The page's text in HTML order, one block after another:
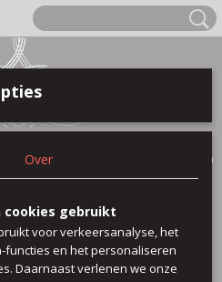
(0)
>Flenk
Over
cookies gebruikt
voor verkeersanalyse, het
functies en het personaliseren
Daarnaast verlenen we onze